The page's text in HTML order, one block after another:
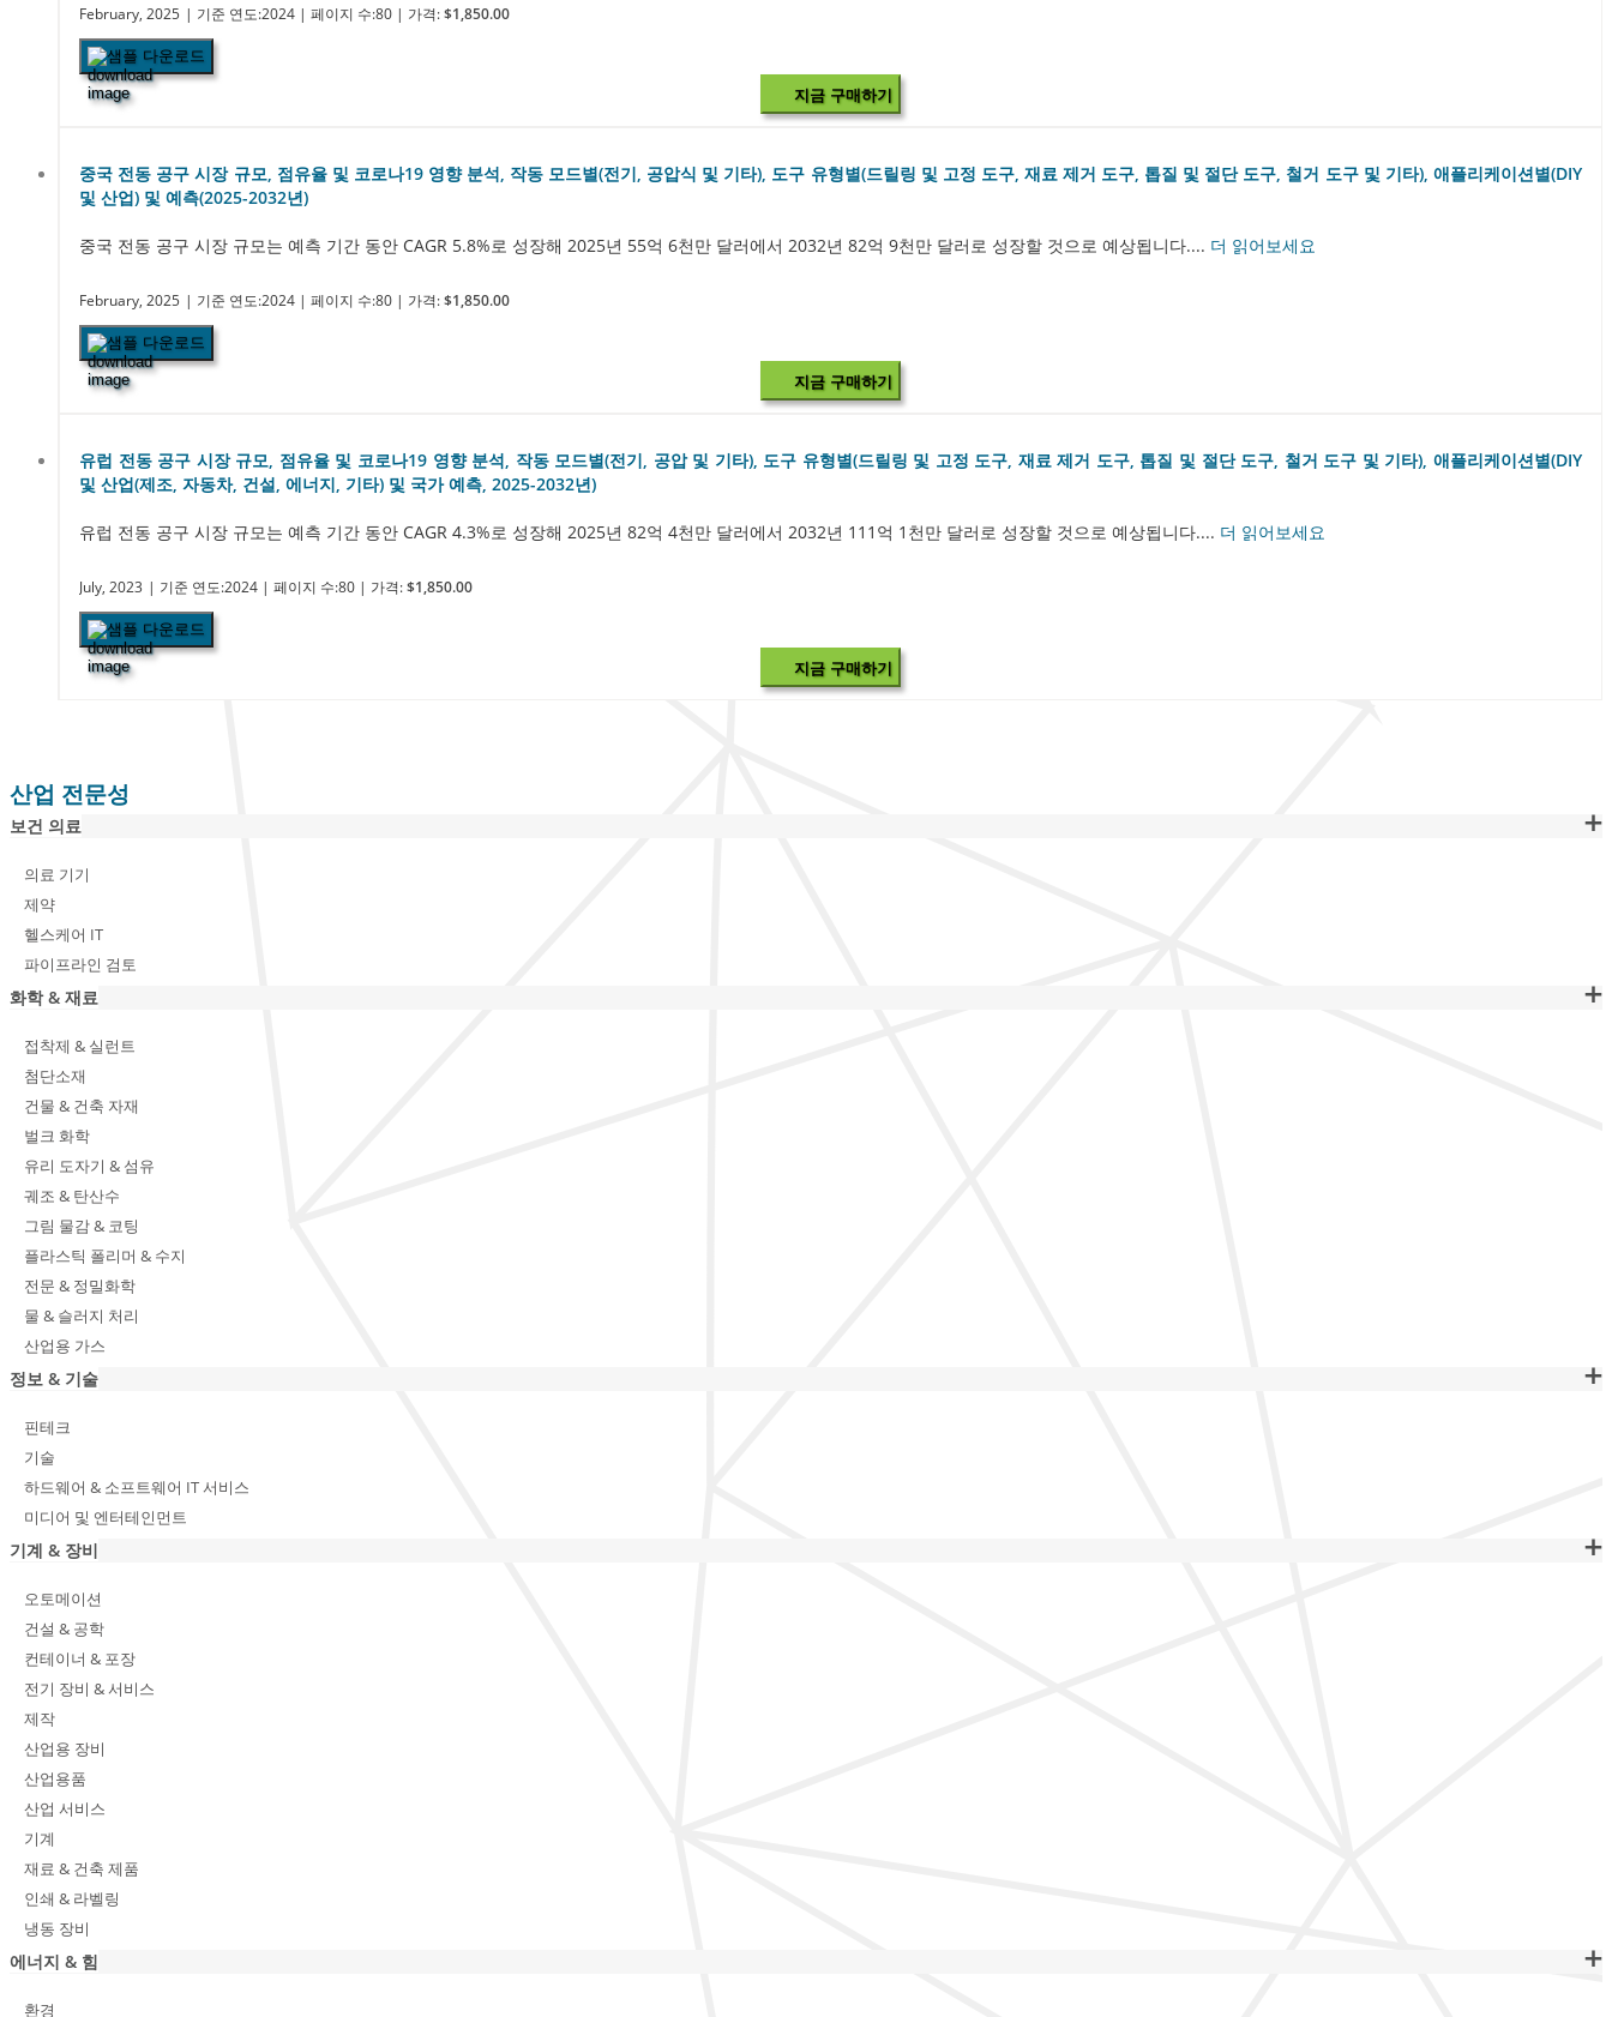
February, 2025 | 기준 연도:2024 | 페이지 수:80 | 가격:$1,850.00
샘플 다운로드
지금 구매하기
중국 전동 공구 시장 규모, 점유율 및 코로나19 영향 분석, 작동 모드별(전기, 공압식 및 기타), 도구 유형별(드릴링 및 고정 도구, 재료 제거 도구, 톱질 및 절단 도구, 철거 도구 및 기타), 애플리케이션별(DIY
및 산업) 및 예측(2025-2032년)
중국 전동 공구 시장 규모는 예측 기간 동안 CAGR 5.8%로 성장해 2025년 55억 6천만 달러에서 2032년 82억 9천만 달러로 성장할 것으로 예상됩니다.... 더 읽어보세요
February, 2025 | 기준 연도:2024 | 페이지 수:80 | 가격:$1,850.00
샘플 다운로드
지금 구매하기
유럽 ​​전동 공구 시장 규모, 점유율 및 코로나19 영향 분석, 작동 모드별(전기, 공압 및 기타), 도구 유형별(드릴링 및 고정 도구, 재료 제거 도구, 톱질 및 절단 도구, 철거 도구 및 기타), 애플리케이션별(DIY
및 산업(제조, 자동차, 건설, 에너지, 기타) 및 국가 예측, 2025-2032년)
유럽 ​​전동 공구 시장 규모는 예측 기간 동안 CAGR 4.3%로 성장해 2025년 82억 4천만 달러에서 2032년 111억 1천만 달러로 성장할 것으로 예상됩니다.... 더 읽어보세요
July, 2023 | 기준 연도:2024 | 페이지 수:80 | 가격:$1,850.00
샘플 다운로드
지금 구매하기
산업 전문성
보건 의료
의료 기기
제약
헬스케어 IT
파이프라인 검토
화학 & 재료
접착제 & 실런트
첨단소재
건물 & 건축 자재
벌크 화학
유리 도자기 & 섬유
궤조 & 탄산수
그림 물감 & 코팅
플라스틱 폴리머 & 수지
전문 & 정밀화학
물 & 슬러지 처리
산업용 가스
정보 & 기술
핀테크
기술
하드웨어 & 소프트웨어 IT 서비스
미디어 및 엔터테인먼트
기계 & 장비
오토메이션
건설 & 공학
컨테이너 & 포장
전기 장비 & 서비스
제작
산업용 장비
산업용품
산업 서비스
기계
재료 & 건축 제품
인쇄 & 라벨링
냉동 장비
에너지 & 힘
환경